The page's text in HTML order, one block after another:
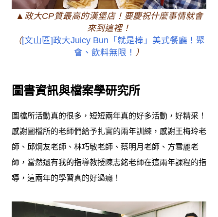
▲政大CP質最高的漢堡店！要慶祝什麼事情就會
來到這裡！
（[文山區]政大Juicy Bun「就是棒」美式餐廳！聚
會、飲料無限！ ）
圖書資訊與檔案學研究所
圖檔所活動真的很多，短短兩年真的好多活動，好精采！
感謝圖檔所的老師們給予扎實的兩年訓練，感謝王梅玲老
師、邱炯友老師、林巧敏老師、蔡明月老師、方雪麗老
師，當然還有我的指導教授陳志銘老師在這兩年課程的指
導，這兩年的學習真的好過癮！